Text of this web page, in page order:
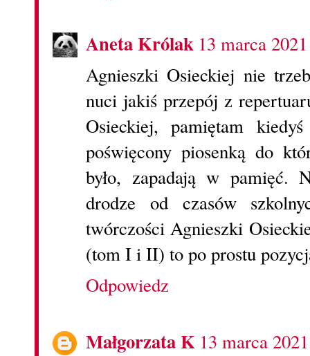
Aneta Królak 13 marca
Agnieszki Osieckiej nie
nuci jakiś przepój z
Osieckiej, pamiętam
poświęcony piosenką do
było, zapadają w
drodze od czasów
twórczości Agnieszki
(tom I i II) to po prostu
Odpowiedz
Małgorzata K 13 marca